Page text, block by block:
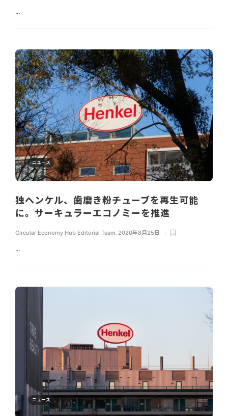
...
ニュース
独ヘンケル、歯磨き粉チューブを再生可能
に。サーキュラーエコノミーを推進
Circular Economy Hub Editorial Team 2020年8月25日
...
ニュース